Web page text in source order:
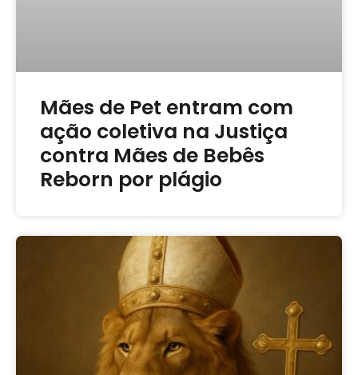
Mães de Pet entram com
ação coletiva na Justiça
contra Mães de Bebês
Reborn por plágio